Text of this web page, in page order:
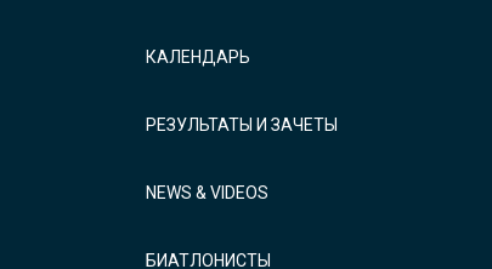
КАЛЕНДАРЬ
РЕЗУЛЬТАТЫ И ЗАЧЕТЫ
NEWS & VIDEOS
БИАТЛОНИСТЫ